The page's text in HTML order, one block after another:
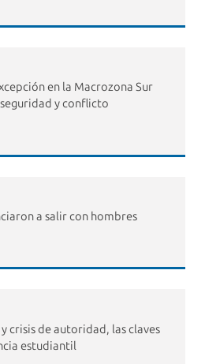
en la Macrozona Sur
y conflicto
a salir con hombres
crisis de autoridad, las claves
estudiantil